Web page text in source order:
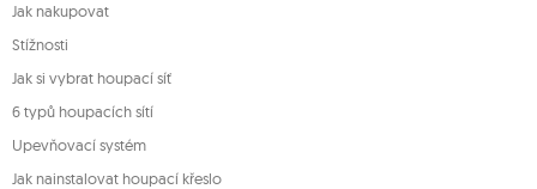
Jak nakupovat
Stížnosti
Jak si vybrat houpací síť
6 typů houpacích sítí
Upevňovací systém
Jak nainstalovat houpací křeslo